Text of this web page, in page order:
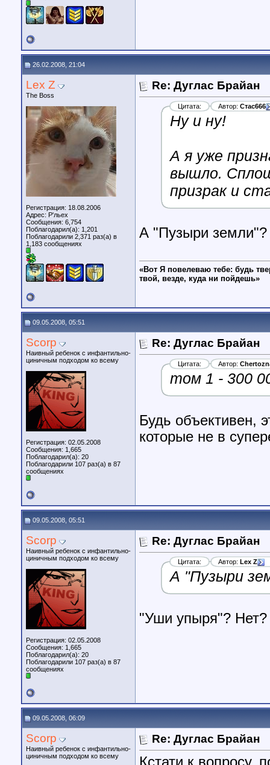
26.02.2008, 21:04
Lex Z
The Boss
Регистрация: 18.08.2006
Адрес: Р'льех
Сообщения: 6,754
Поблагодарил(а): 1,201
Поблагодарили 2,371 раз(а) в
1,183 сообщениях
Re: Дуглас Брайан
Цитата: Автор: Стас666
Ну и ну!
А я уже
вышло.
призрак и
А "Пузыри земли"?
«Вот Я повелеваю тебе: будь
твой, везде, куда ни пойдешь»
09.05.2008, 05:51
Scorp
Наивный ребенок с инфантильно-
циничным подходом ко всему
Регистрация: 02.05.2008
Сообщения: 1,665
Поблагодарил(а): 20
Поблагодарили 107 раз(а) в 87
сообщениях
Re: Дуглас Брайан
Цитата: Автор:
том 1 - 300
Будь объективен,
которые не в
09.05.2008, 05:51
Scorp
Наивный ребенок с инфантильно-
циничным подходом ко всему
Регистрация: 02.05.2008
Сообщения: 1,665
Поблагодарил(а): 20
Поблагодарили 107 раз(а) в 87
сообщениях
Re: Дуглас Брайан
Цитата: Автор: Lex Z
А "Пузыри
"Уши упыря"? Нет?
09.05.2008, 06:09
Scorp
Наивный ребенок с инфантильно-
циничным подходом ко всему
Re: Дуглас Брайан